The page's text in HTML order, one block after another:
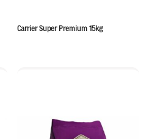
Carrier Super Premium 15kg